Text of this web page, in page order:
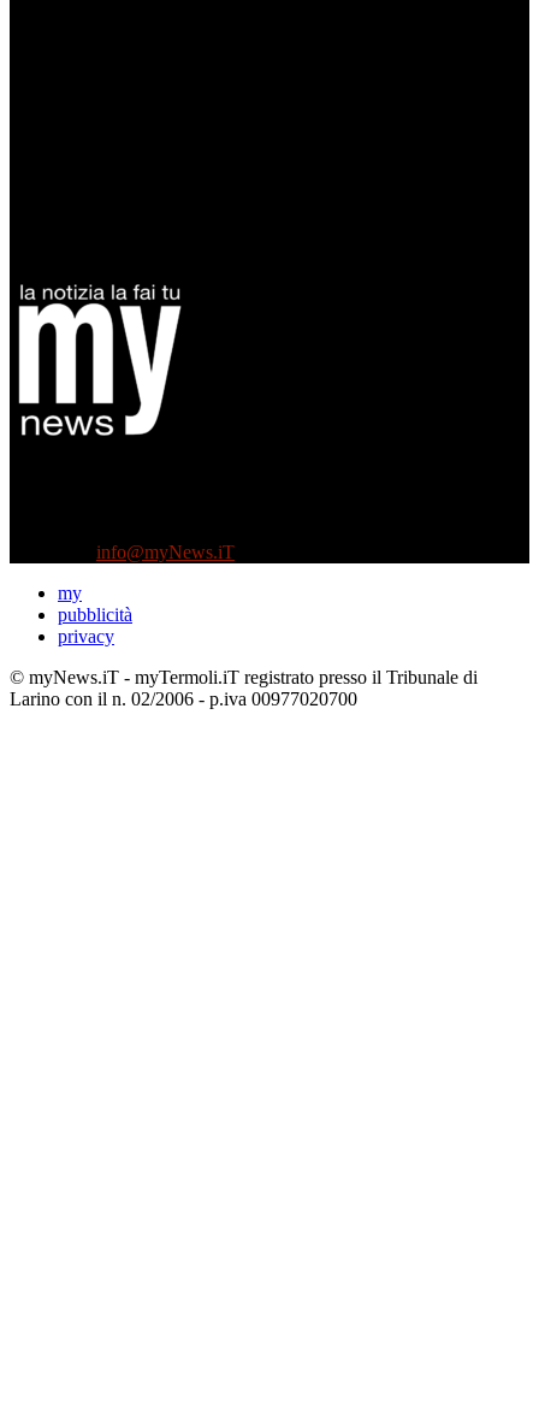
info@myNews.iT
my
pubblicità
privacy
© myNews.iT - myTermoli.iT registrato presso il Tribunale di
Larino con il n. 02/2006 - p.iva 00977020700